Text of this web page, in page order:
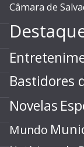
Câmara de
Bastidores
Novelas
Mundo